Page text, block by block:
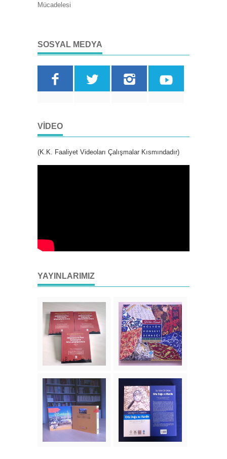
Mücadelesi
SOSYAL MEDYA
VIDEO
(K.K. Faaliyet Videoları Çalışmalar Kısmındadır)
YAYINLARIMIZ